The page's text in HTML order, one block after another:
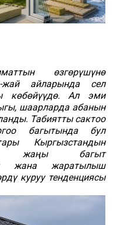
өзгөрүшүнө
жай айларында сел
көбөйүүдө. Ал эми
шаарларда абанын
Табиятты сактоо
багытында бул
Кыргызстандын
жаңы багыт
жана жаратылыш
куруу тенденциясы